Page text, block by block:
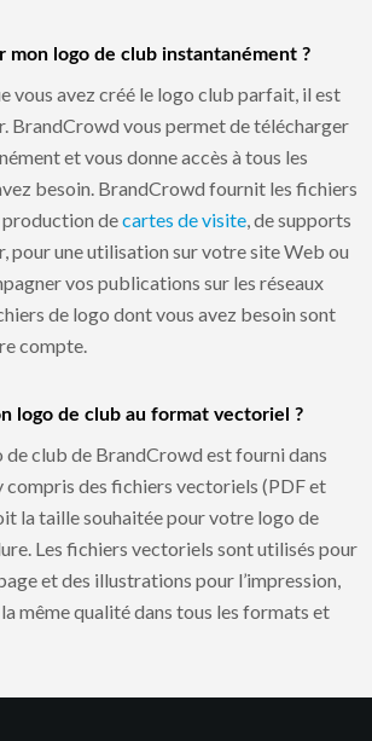
mon logo de club instantanément ?
vous avez créé le logo club parfait, il est
BrandCrowd vous permet de télécharger
et vous donne accès à tous les
besoin. BrandCrowd fournit les fichiers
production decartes de visite , de supports
pour une utilisation sur votre site Web ou
vos publications sur les réseaux
de logo dont vous avez besoin sont
compte.
logo de club au format vectoriel ?
de club de BrandCrowd est fourni dans
compris des fichiers vectoriels (PDF et
la taille souhaitée pour votre logo de
Les fichiers vectoriels sont utilisés pour
et des illustrations pour l’impression,
même qualité dans tous les formats et